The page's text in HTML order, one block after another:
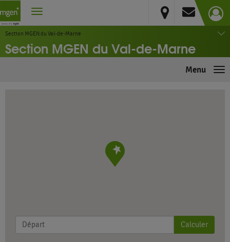
Créteil Cedex
Section MGEN du Val-de-Marne
Section MGEN du Val-de-Marne
Menu
Calculer